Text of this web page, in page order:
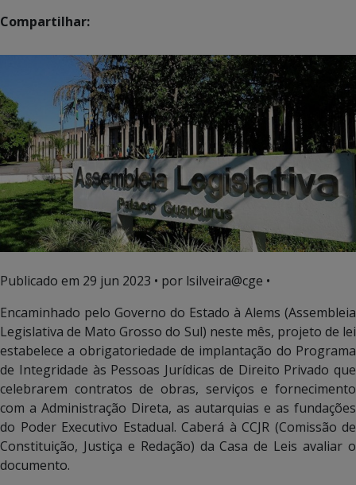
Compartilhar:
Publicado em 29 jun 2023 • por lsilveira@cge •
Encaminhado pelo Governo do Estado à Alems (Assembleia
Legislativa de Mato Grosso do Sul) neste mês, projeto de lei
estabelece a obrigatoriedade de implantação do Programa
de Integridade às Pessoas Jurídicas de Direito Privado que
celebrarem contratos de obras, serviços e fornecimento
com a Administração Direta, as autarquias e as fundações
do Poder Executivo Estadual. Caberá à CCJR (Comissão de
Constituição, Justiça e Redação) da Casa de Leis avaliar o
documento.